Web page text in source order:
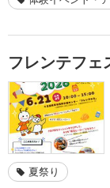
フレンテフェ
夏祭り